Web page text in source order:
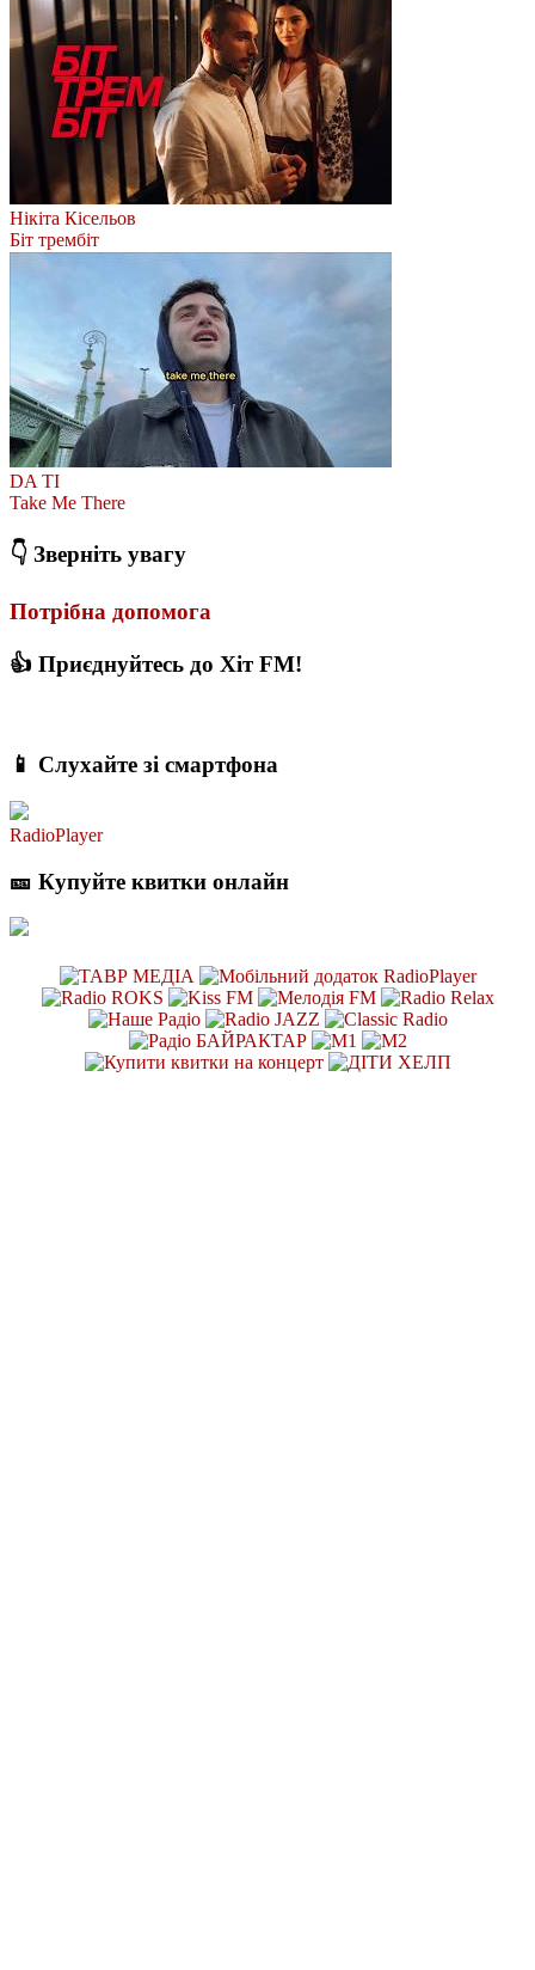
Нікіта Кісельов
Біт трембіт
DA TI
Take Me There
👇 Зверніть увагу
Потрібна допомога
👍 Приєднуйтесь до Хіт FM!
📱 Слухайте зі смартфона
RadioPlayer
🎫 Купуйте квитки онлайн